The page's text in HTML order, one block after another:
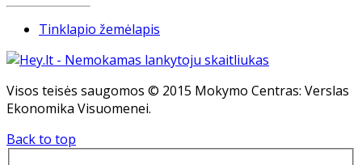
Tinklapio žemėlapis
Visos teisės saugomos © 2015 Mokymo Centras: Verslas
Ekonomika Visuomenei.
Back to top